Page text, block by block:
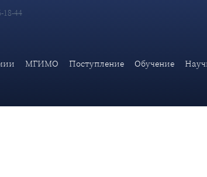
18-44
МГИМО Поступление Обучение
работе и молодежной политике